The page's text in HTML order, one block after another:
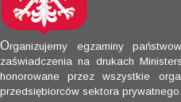
Organizujemy egzaminy
zaświadczenia na drukach
honorowane przez wszystkie
przedsiębiorców sektora prywatnego.